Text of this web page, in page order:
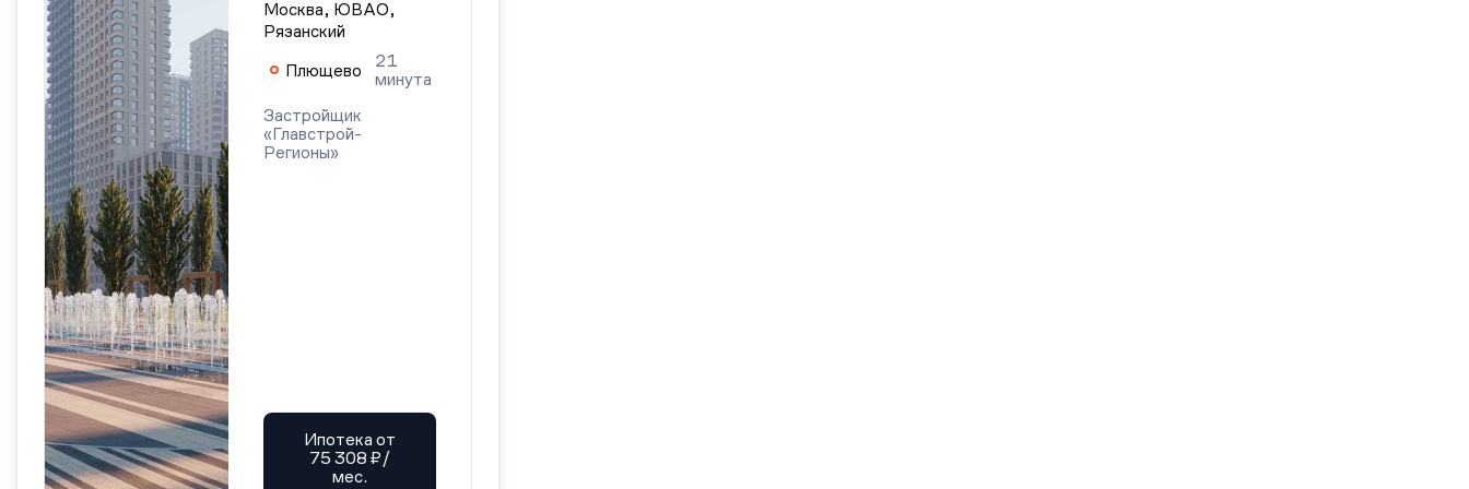
Москва, ЮВАО,
Рязанский
Плющево
21
минута
Застройщик
«Главстрой-
Регионы»
Ипотека от
75 308 ₽/
мес.